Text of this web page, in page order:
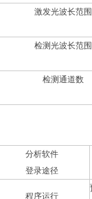
激发光波长范围
检测光波长范围
检测通道数
分析软件
登录途径
程序运行